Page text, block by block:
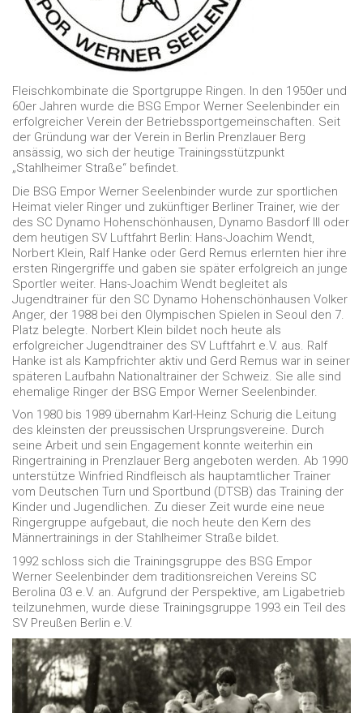
Fleischkombinate die Sportgruppe Ringen. In den 1950er und
60er Jahren wurde die BSG Empor Werner Seelenbinder ein
erfolgreicher Verein der Betriebssportgemeinschaften. Seit
der Gründung war der Verein in Berlin Prenzlauer Berg
ansässig, wo sich der heutige Trainingsstützpunkt
„Stahlheimer Straße“ befindet.
Die BSG Empor Werner Seelenbinder wurde zur sportlichen
Heimat vieler Ringer und zukünftiger Berliner Trainer, wie der
des SC Dynamo Hohenschönhausen, Dynamo Basdorf III oder
dem heutigen SV Luftfahrt Berlin: Hans-Joachim Wendt,
Norbert Klein, Ralf Hanke oder Gerd Remus erlernten hier ihre
ersten Ringergriffe und gaben sie später erfolgreich an junge
Sportler weiter. Hans-Joachim Wendt begleitet als
Jugendtrainer für den SC Dynamo Hohenschönhausen Volker
Anger, der 1988 bei den Olympischen Spielen in Seoul den 7.
Platz belegte. Norbert Klein bildet noch heute als
erfolgreicher Jugendtrainer des SV Luftfahrt e.V. aus. Ralf
Hanke ist als Kampfrichter aktiv und Gerd Remus war in seiner
späteren Laufbahn Nationaltrainer der Schweiz. Sie alle sind
ehemalige Ringer der BSG Empor Werner Seelenbinder.
Von 1980 bis 1989 übernahm Karl-Heinz Schurig die Leitung
des kleinsten der preussischen Ursprungsvereine. Durch
seine Arbeit und sein Engagement konnte weiterhin ein
Ringertraining in Prenzlauer Berg angeboten werden. Ab 1990
unterstütze Winfried Rindfleisch als hauptamtlicher Trainer
vom Deutschen Turn und Sportbund (DTSB) das Training der
Kinder und Jugendlichen. Zu dieser Zeit wurde eine neue
Ringergruppe aufgebaut, die noch heute den Kern des
Männertrainings in der Stahlheimer Straße bildet.
1992 schloss sich die Trainingsgruppe des BSG Empor
Werner Seelenbinder dem traditionsreichen Vereins SC
Berolina 03 e.V. an. Aufgrund der Perspektive, am Ligabetrieb
teilzunehmen, wurde diese Trainingsgruppe 1993 ein Teil des
SV Preußen Berlin e.V.